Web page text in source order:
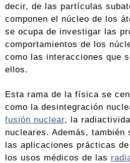
decir, de las partículas
componen el núcleo de los
se ocupa de investigar las
comportamientos de los
como las interacciones que
ellos.
Esta rama de la física se
como la desintegración
fusión nuclear, la
nucleares. Además, también
las aplicaciones prácticas
los usos médicos de las